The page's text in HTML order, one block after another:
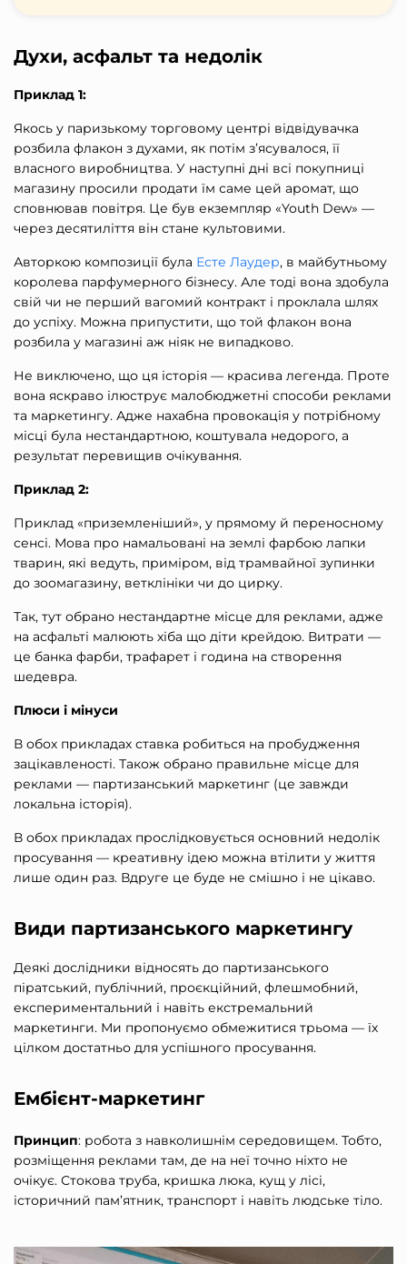
Духи, асфальт та недолік
Приклад 1:
Якось у паризькому торговому центрі відвідувачка
розбила флакон з духами, як потім з’ясувалося, її
власного виробництва. У наступні дні всі покупниці
магазину просили продати їм саме цей аромат, що
сповнював повітря. Це був екземпляр «Youth Dew» —
через десятиліття він стане культовими.
Авторкою композиції була Есте Лаудер, в майбутньому
королева парфумерного бізнесу. Але тоді вона здобула
свій чи не перший вагомий контракт і проклала шлях
до успіху. Можна припустити, що той флакон вона
розбила у магазині аж ніяк не випадково.
Не виключено, що ця історія — красива легенда. Проте
вона яскраво ілюструє малобюджетні способи реклами
та маркетингу. Адже нахабна провокація у потрібному
місці була нестандартною, коштувала недорого, а
результат перевищив очікування.
Приклад 2:
Приклад «приземленіший», у прямому й переносному
сенсі. Мова про намальовані на землі фарбою лапки
тварин, які ведуть, приміром, від трамвайної зупинки
до зоомагазину, ветклініки чи до цирку.
Так, тут обрано нестандартне місце для реклами, адже
на асфальті малюють хіба що діти крейдою. Витрати —
це банка фарби, трафарет і година на створення
шедевра.
Плюси і мінуси
В обох прикладах ставка робиться на пробудження
зацікавленості. Також обрано правильне місце для
реклами — партизанський маркетинг (це завжди
локальна історія).
В обох прикладах прослідковується основний недолік
просування — креативну ідею можна втілити у життя
лише один раз. Вдруге це буде не смішно і не цікаво.
Види партизанського маркетингу
Деякі дослідники відносять до партизанського
піратський, публічний, проєкційний, флешмобний,
експериментальний і навіть екстремальний
маркетинги. Ми пропонуємо обмежитися трьома — їх
цілком достатньо для успішного просування.
Ембієнт-маркетинг
Принцип: робота з навколишнім середовищем. Тобто,
розміщення реклами там, де на неї точно ніхто не
очікує. Стокова труба, кришка люка, кущ у лісі,
історичний пам’ятник, транспорт і навіть людське тіло.